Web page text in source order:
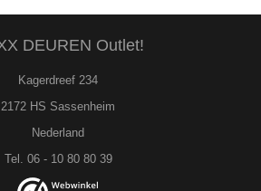
DEUREN Outlet!
Kagerdreef 234
2172 HS Sassenheim
Nederland
Tel. 06 - 10 80 80 39